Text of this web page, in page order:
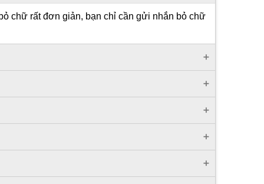
chữ rất đơn giản, bạn chỉ cần gửi nhắn bỏ chữ